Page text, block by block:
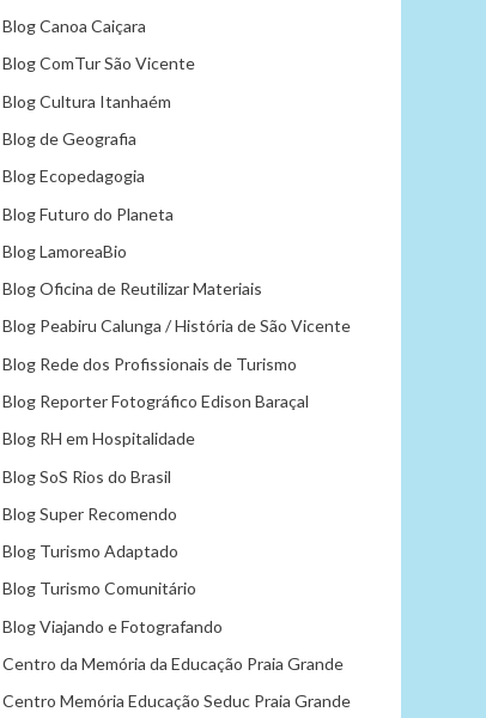
Blog Canoa Caiçara
Blog ComTur São Vicente
Blog Cultura Itanhaém
Blog de Geografia
Blog Ecopedagogia
Blog Futuro do Planeta
Blog LamoreaBio
Blog Oficina de Reutilizar Materiais
Blog Peabiru Calunga / História de São Vicente
Blog Rede dos Profissionais de Turismo
Blog Reporter Fotográfico Edison Baraçal
Blog RH em Hospitalidade
Blog SoS Rios do Brasil
Blog Super Recomendo
Blog Turismo Adaptado
Blog Turismo Comunitário
Blog Viajando e Fotografando
Centro da Memória da Educação Praia Grande
Centro Memória Educação Seduc Praia Grande